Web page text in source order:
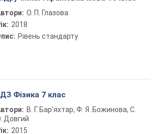
О. П. Глазова
2018
Рівень стандарту
Фізика 7 клас
В. Г. Бар’яхтар, Ф. Я. Божинова, С.
Довгий
2015